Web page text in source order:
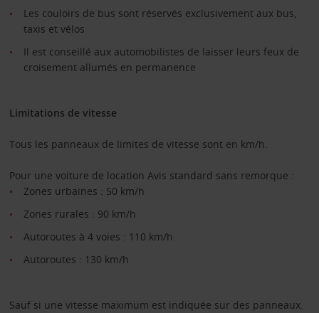
Les couloirs de bus sont réservés exclusivement aux bus,
taxis et vélos
Il est conseillé aux automobilistes de laisser leurs feux de
croisement allumés en permanence
Limitations de vitesse
Tous les panneaux de limites de vitesse sont en km/h.
Pour une voiture de location Avis standard sans remorque :
Zones urbaines : 50 km/h
Zones rurales : 90 km/h
Autoroutes à 4 voies : 110 km/h
Autoroutes : 130 km/h
Sauf si une vitesse maximum est indiquée sur des panneaux.